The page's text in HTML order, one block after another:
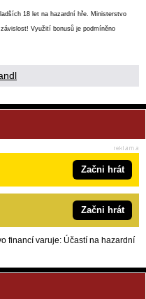
18 let na hazardní hře. Ministerstvo
Využití bonusů je podmíněno
Začni hrát
Začni hrát
financí varuje: Účastí na hazardní